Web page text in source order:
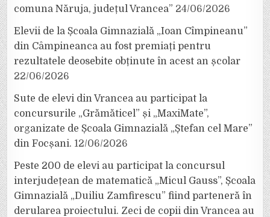
comuna Năruja, județul Vrancea” 24/06/2026
Elevii de la Școala Gimnazială „Ioan Cîmpineanu”
din Câmpineanca au fost premiați pentru
rezultatele deosebite obținute în acest an școlar
22/06/2026
Sute de elevi din Vrancea au participat la
concursurile „Grămăticel” și „MaxiMate”,
organizate de Școala Gimnazială „Ștefan cel Mare”
din Focșani. 12/06/2026
Peste 200 de elevi au participat la concursul
interjudețean de matematică „Micul Gauss”, Școala
Gimnazială „Duiliu Zamfirescu” fiind parteneră în
derularea proiectului. Zeci de copii din Vrancea au